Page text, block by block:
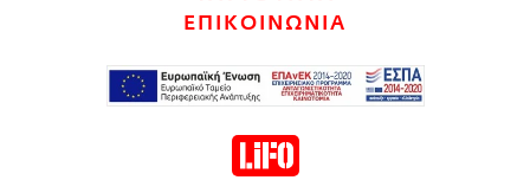
ΕΠΙΚΟΙΝΩΝΙΑ